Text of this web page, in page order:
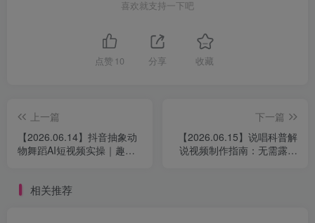
喜欢就支持一下吧
点赞 10 分享 收藏
上一篇
【2026.06.14】抖音抽象动
物舞蹈AI短视频实操｜趣味
下一篇
【2026.06.15】说唱科普解
说视频制作指南：无需露脸
相关推荐